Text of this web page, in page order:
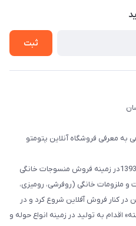
ثبت
به معرفی فروشگاه آنلاین پتومتو
فروشگاه پتومتو فعالیت خود را از سال 1393در زمینه فروش منسوجات خانگی
و ملزومات خانگی (روفرشی، رومیزی،
در کنار فروش آفلاین شروع کرد و در
اقدام به تولید در زمینه انواع حوله و